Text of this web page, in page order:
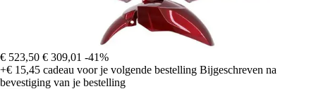
€ 523,50 € 309,01 -41%
+€ 15,45 cadeau voor je volgende bestelling Bijgeschreven na
bevestiging van je bestelling